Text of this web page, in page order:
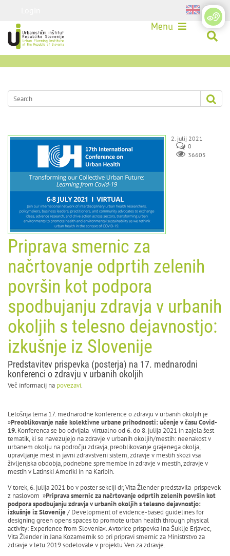
Menu
2. julij 2021
0
36605
Priprava smernic za
načrtovanje odprtih zelenih
površin kot podpora
spodbujanju zdravja v urbanih
okoljih s telesno dejavnostjo:
izkušnje iz Slovenije
Predstavitev prispevka (posterja) na 17. mednarodni
konferenci o zdravju v urbanih okoljih
Več informacij na povezavi.
Letošnja tema 17. mednarodne konference o zdravju v urbanih okoljih je
»Preoblikovanje naše kolektivne urbane prihodnosti: učenje v času Covid-
19.Konferenca se bo odvijala virtualno od 6. do 8. julija 2021 in zajela šest
tematik, ki se navezujejo na zdravje v urbanih okoljih/mestih: neenakost v
urbanem okolju na področju zdravja, preoblikovanje grajenega okolja,
upravljanje mest in javni zdravstveni sistem, zdravje v mestih skozi vsa
življenjska obdobja, podnebne spremembe in zdravje v mestih, zdravje v
mestih v Latinski Ameriki in na Karibih.
V torek, 6. julija 2021 bo v poster sekciji dr, Vita Žlender predstavila prispevek
z naslovom »Priprava smernic za načrtovanje odprtih zelenih površin kot
podpora spodbujanju zdravja v urbanih okoljih s telesno dejavnostjo:
izkušnje iz Slovenije/ Development of evidence-based guidelines for
designing green opens spaces to promote urban health through physical
activity: Experience from Slovenia«. Avtorice prispevka Ina Šuklje Erjavec,
Vita Žlender in Jana Kozamernik so pri pripravi smernic za Ministrstvo za
zdravje v letu 2019 sodelovale v projektu Ven za zdravje.